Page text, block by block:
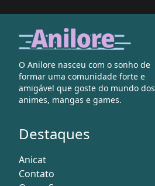
O Anilore nasceu com o sonho de
formar uma comunidade forte e
amigável que goste do mundo dos
animes, mangas e games.
Destaques
Anicat
Contato